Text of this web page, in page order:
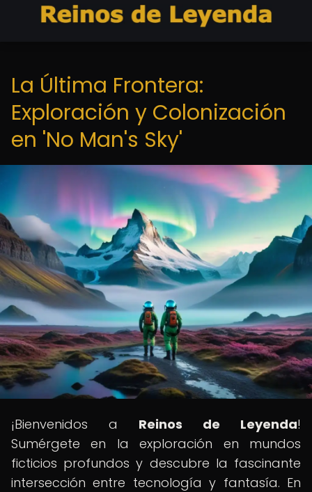
La Última Frontera:
Exploración y Colonización
en 'No Man's Sky'
¡Bienvenidos a Reinos de Leyenda!
Sumérgete en la exploración en mundos
ficticios profundos y descubre la fascinante
intersección entre tecnología y fantasía. En